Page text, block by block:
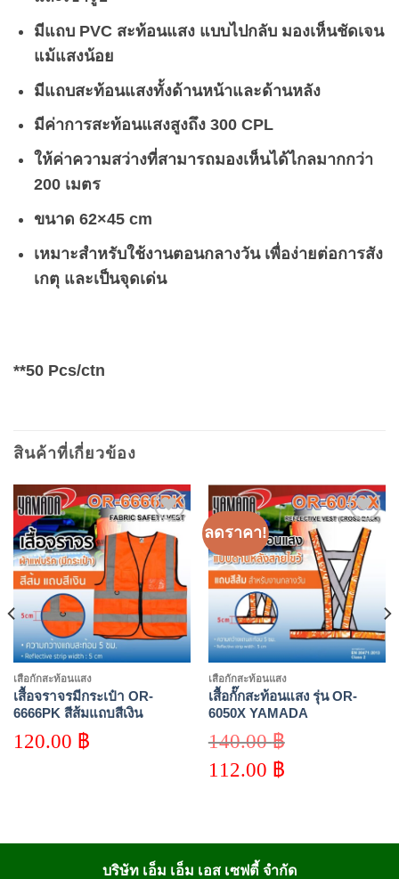
มีแถบ PVC สะท้อนแสง แบบไปกลับ มองเห็นชัดเจน
แม้แสงน้อย
มีแถบสะท้อนแสงทั้งด้านหน้าและด้านหลัง
มีค่าการสะท้อนแสงสูงถึง 300 CPL
ให้ค่าความสว่างที่สามารถมองเห็นได้ไกลมากกว่า
200 เมตร
ขนาด 62×45 cm
เหมาะสำหรับใช้งานตอนกลางวัน เพื่อง่ายต่อการสัง
เกตุ และเป็นจุดเด่น
**50 Pcs/ctn
สินค้าที่เกี่ยวข้อง
Add to
wishlist
เสื้อกั๊กสะท้อนแสง
เสื้อจราจรมีกระเป๋า OR-
6666PK สีส้มแถบสีเงิน
120.00 ฿
ลดราคา!
Add to
wishlist
เสื้อกั๊กสะท้อนแสง
เสื้อกั๊กสะท้อนแสง รุ่น OR-
6050X YAMADA
140.00฿
price
112.00 ฿
บริษัท เอ็ม เอ็ม เอส เซฟตี้ จำกัด